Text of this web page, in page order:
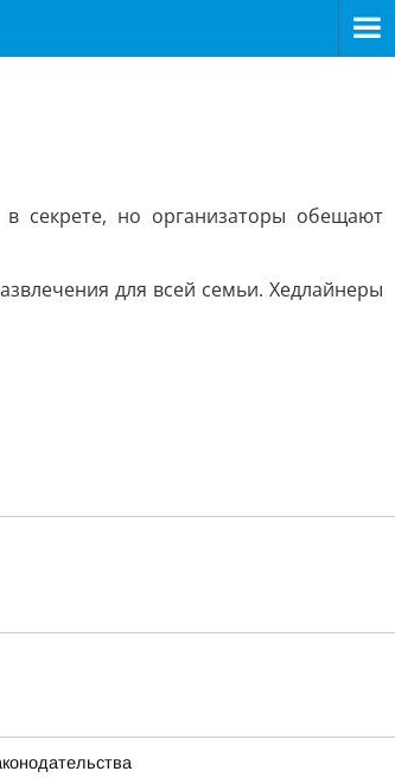
в секрете, но организаторы обещают
для всей семьи. Хедлайнеры